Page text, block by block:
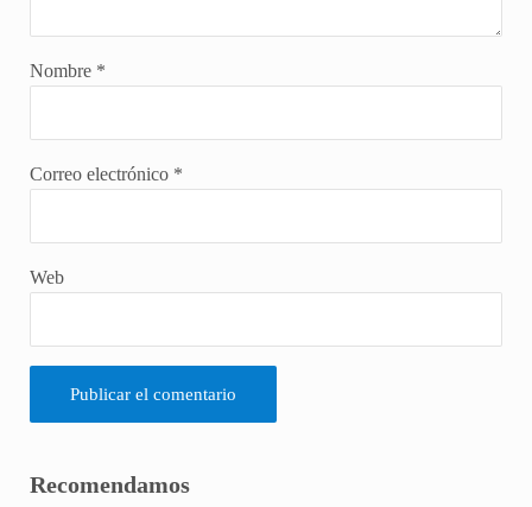
Nombre *
Correo electrónico *
Web
Sidebar
Recomendamos